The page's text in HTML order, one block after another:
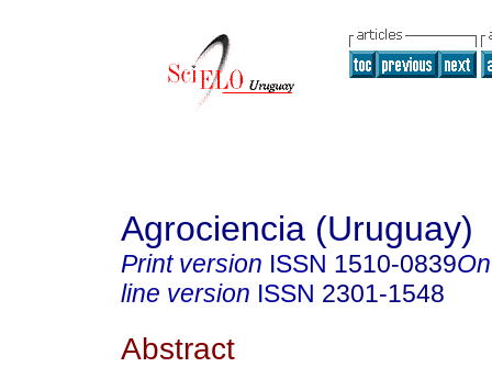
Agrociencia (Uruguay)
Print version ISSN 1510-0839
line version ISSN 2301-1548
Abstract